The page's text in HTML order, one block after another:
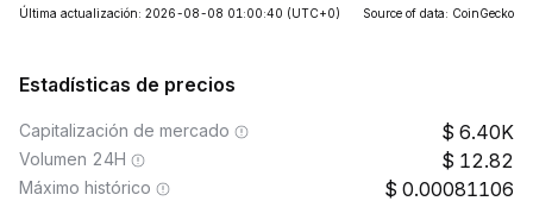
Última actualización: 2026-08-08 01:00:40 (UTC+0) Source of data: CoinGecko
Estadísticas de precios
Capitalización de mercado 6.40K
Volumen 24H 12.82
Máximo histórico 0.00081106